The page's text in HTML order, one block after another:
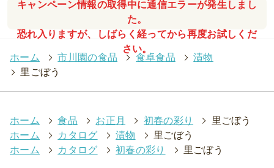
キャンペーン情報の取得中に通信エラーが発生しまし
た。
恐れ入りますが、しばらく経ってから再度お試しくだ
さい。
ホーム > 市川園の食品 > 食卓食品 > 漬物
> 里ごぼう
ホーム > 食品 > お正月 > 初春の彩り >
里ごぼう
ホーム
> カタログ > 漬物 > 里ごぼう
ホーム
> カタログ > 初春の彩り > 里ごぼう